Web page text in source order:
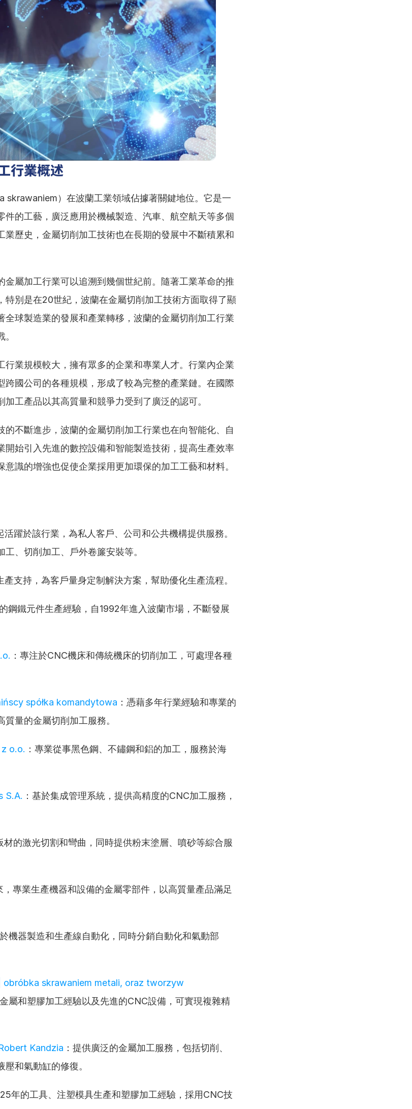
行業概述
skrawaniem）在波蘭工業領域佔據著關鍵地位。它是一
件的工藝，廣泛應用於機械製造、汽車、航空航天等多個
業歷史，金屬切削加工技術也在長期的發展中不斷積累和
金屬加工行業可以追溯到幾個世紀前。隨著工業革命的推
特別是在20世紀，波蘭在金屬切削加工技術方面取得了顯
全球製造業的發展和產業轉移，波蘭的金屬切削加工行業
行業規模較大，擁有眾多的企業和專業人才。行業內企業
跨國公司的各種規模，形成了較為完整的產業鏈。在國際
工產品以其高質量和競爭力受到了廣泛的認可。
的不斷進步，波蘭的金屬切削加工行業也在向智能化、自
開始引入先進的數控設備和智能製造技術，提高生產效率
識的增強也促使企業採用更加環保的加工工藝和材料。
活躍於該行業，為私人客戶、公司和公共機構提供服務。
、切削加工、戶外卷簾安裝等。
產支持，為客戶量身定制解決方案，幫助優化生產流程。
鋼鐵元件生產經驗，自1992年進入波蘭市場，不斷發展
：專注於CNC機床和傳統機床的切削加工，可處理各種
spółka komandytowa ：憑藉多年行業經驗和專業的
量的金屬切削加工服務。
o.o. ：專業從事黑色鋼、不鏽鋼和鋁的加工，服務於海
S.A. ：基於集成管理系統，提供高精度的CNC加工服務，
材的激光切割和彎曲，同時提供粉末塗層、噴砂等綜合服
，專業生產機器和設備的金屬零部件，以高質量產品滿足
於機器製造和生產線自動化，同時分銷自動化和氣動部
skrawaniem metali, oraz tworzyw
金屬和塑膠加工經驗以及先進的CNC設備，可實現複雜精
Kandzia ：提供廣泛的金屬加工服務，包括切削、
和氣動缸的修復。
25年的工具、注塑模具生產和塑膠加工經驗，採用CNC技